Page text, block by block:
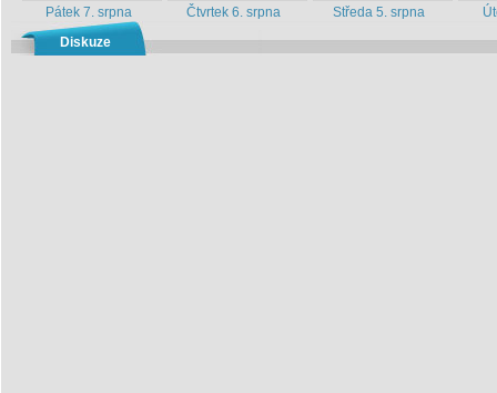
Pátek 7. srpna Čtvrtek 6. srpna Středa 5. srpna
Diskuze